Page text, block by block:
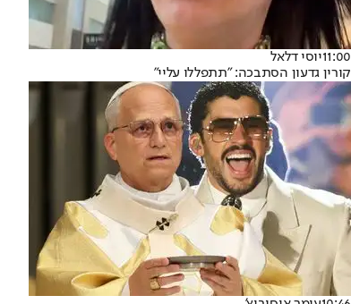
11:00יוסי דלאל
קורין גדעון הסתבכה: "תתפללו עליי"